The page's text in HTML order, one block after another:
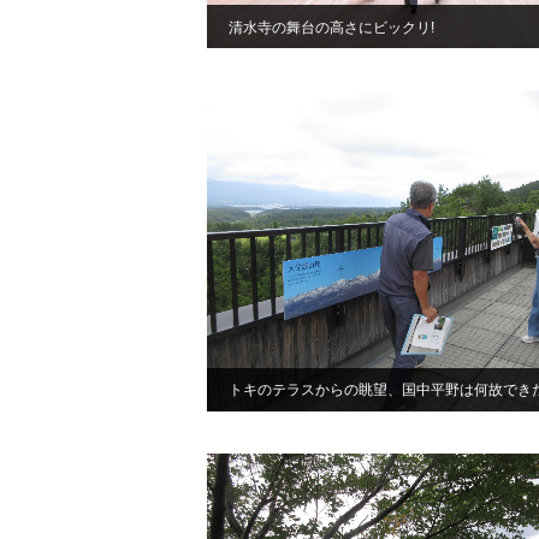
清水寺の舞台の高さにビックリ!
トキのテラスからの眺望、国中平野は何故でき